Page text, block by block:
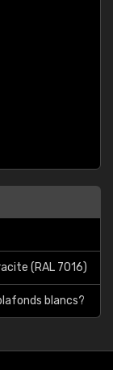
(RAL 7016)
blancs?